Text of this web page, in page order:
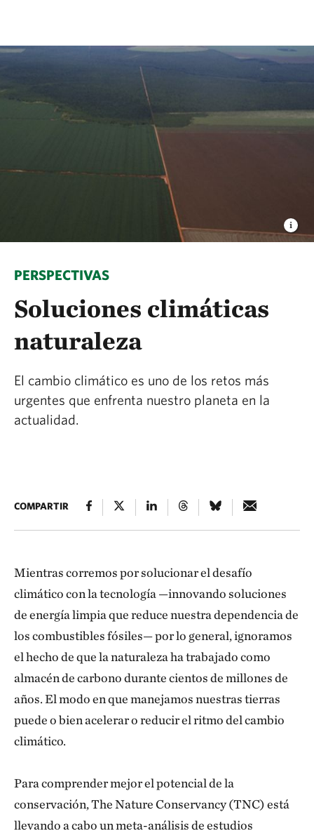
PERSPECTIVAS
Soluciones climáticas
naturaleza
El cambio climático es uno de los retos más
urgentes que enfrenta nuestro planeta en la
actualidad.
COMPARTIR
Mientras corremos por solucionar el desafío
climático con la tecnología —innovando soluciones
de energía limpia que reduce nuestra dependencia de
los combustibles fósiles— por lo general, ignoramos
el hecho de que la naturaleza ha trabajado como
almacén de carbono durante cientos de millones de
años. El modo en que manejamos nuestras tierras
puede o bien acelerar o reducir el ritmo del cambio
climático.
Para comprender mejor el potencial de la
conservación, The Nature Conservancy (TNC) está
llevando a cabo un meta-análisis de estudios